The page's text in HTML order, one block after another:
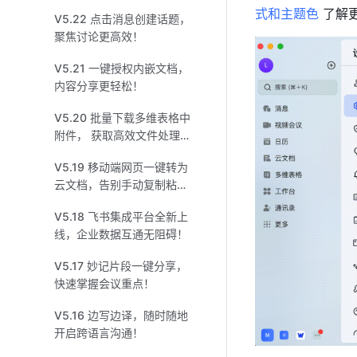
V5.22 点击消息创建话题，
聚焦讨论更高效！
V5.21 一键授权内嵌文档，
内容分享更轻松！
V5.20 批量下载多维表格中
附件， 获取高效文件处理方
V5.19 移动端网页一键转为
云文档，告别手动复制粘
V5.18 飞书集成平台全新上
线，企业数据互通无阻碍！
V5.17 妙记片段一键分享，
快速掌握会议重点！
V5.16 边写边译，随时随地
开启跨语言沟通！
式和主题色 了解